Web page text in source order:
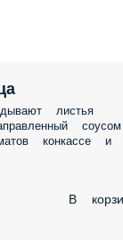
листья
соусом
конкассе и
В